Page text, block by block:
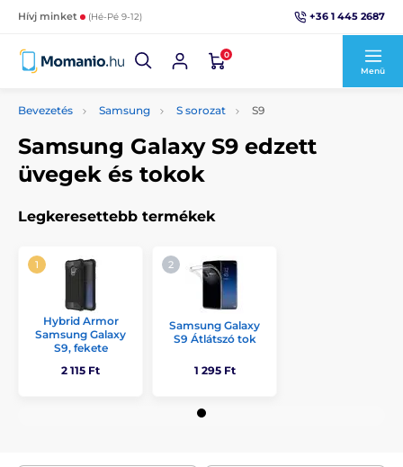
Hívj minket (Hé-Pé 9-12) +36 1 445 2687
0
Menü
Bevezetés Samsung S sorozat S9
Samsung Galaxy S9 edzett
üvegek és tokok
Legkeresettebb termékek
Hybrid Armor
Samsung Galaxy
S9, fekete
2 115 Ft
Samsung Galaxy
S9 Átlátszó tok
1 295 Ft